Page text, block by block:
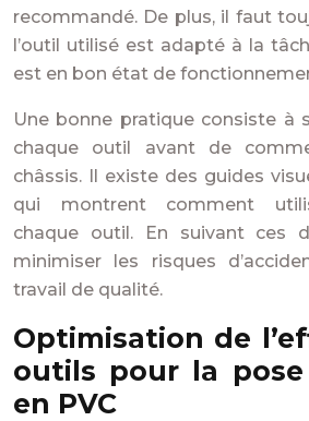
recommandé. De plus, il faut
l’outil utilisé est adapté à la
est en bon état de
Une bonne pratique consiste à
chaque outil avant de
châssis. Il existe des guides
qui montrent comment
chaque outil. En suivant ces
minimiser les risques
travail de qualité.
Optimisation de
outils pour la
en PVC